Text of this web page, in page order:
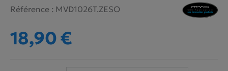
Référence : MVD1026T.ZESO
18,90 €